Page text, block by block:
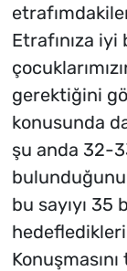
Etrafınıza
gerektiğini
konusunda
şu anda 32-
bulunduğunu
bu sayıyı 35